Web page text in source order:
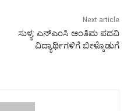
Next article
ಸುಳ್ಯ: ಎನ್‌ಎಂಸಿ ಅಂತಿಮ ಪದವಿ
ವಿದ್ಯಾರ್ಥಿಗಳಿಗೆ ಬೀಳ್ಕೊಡುಗೆ